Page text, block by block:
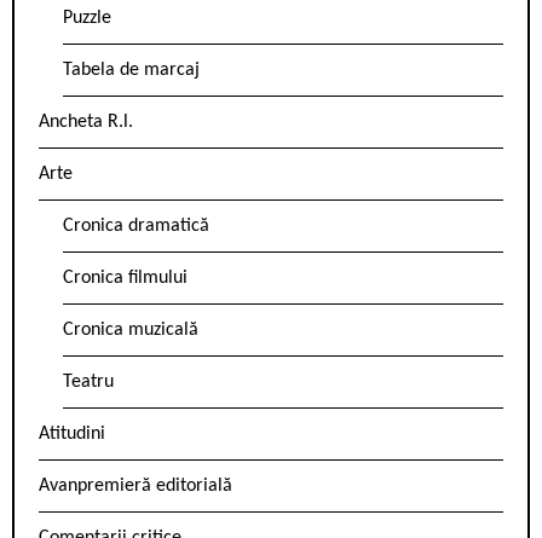
Puzzle
Tabela de marcaj
Ancheta R.l.
Arte
Cronica dramatică
Cronica filmului
Cronica muzicală
Teatru
Atitudini
Avanpremieră editorială